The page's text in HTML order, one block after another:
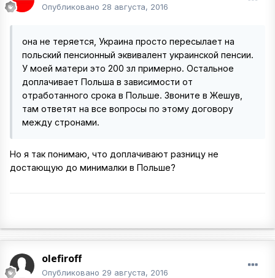
Опубликовано 28 августа, 2016
она не теряется, Украина просто пересылает на
польский пенсионный эквивалент украинской пенсии.
У моей матери это 200 зл примерно. Остальное
доплачивает Польша в зависимости от
отработанного срока в Польше. Звоните в Жешув,
там ответят на все вопросы по этому договору
между стронами.
Но я так понимаю, что доплачивают разницу не
достающую до минималки в Польше?
olefiroff
Опубликовано 29 августа, 2016